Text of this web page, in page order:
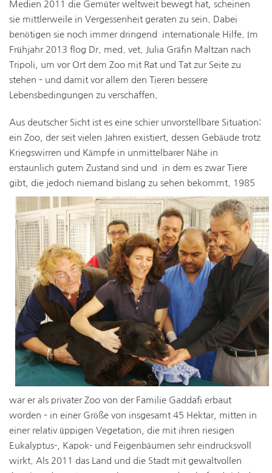
Medien 2011 die Gemüter weltweit bewegt hat, scheinen
sie mittlerweile in Vergessenheit geraten zu sein. Dabei
benötigen sie noch immer dringend internationale Hilfe. Im
Frühjahr 2013 flog Dr. med. vet. Julia Gräfin Maltzan nach
Tripoli, um vor Ort dem Zoo mit Rat und Tat zur Seite zu
stehen – und damit vor allem den Tieren bessere
Lebensbedingungen zu verschaffen.
Aus deutscher Sicht ist es eine schier unvorstellbare Situation:
ein Zoo, der seit vielen Jahren existiert, dessen Gebäude trotz
Kriegswirren und Kämpfe in unmittelbarer Nähe in
erstaunlich gutem Zustand sind und in dem es zwar Tiere
gibt, die jedoch niemand bislang zu sehen bekommt. 1985
war er als privater Zoo von der Familie Gaddafi erbaut
worden – in einer Größe von insgesamt 45 Hektar, mitten in
einer relativ üppigen Vegetation, die mit ihren riesigen
Eukalyptus-, Kapok- und Feigenbäumen sehr eindrucksvoll
wirkt. Als 2011 das Land und die Stadt mit gewaltvollen